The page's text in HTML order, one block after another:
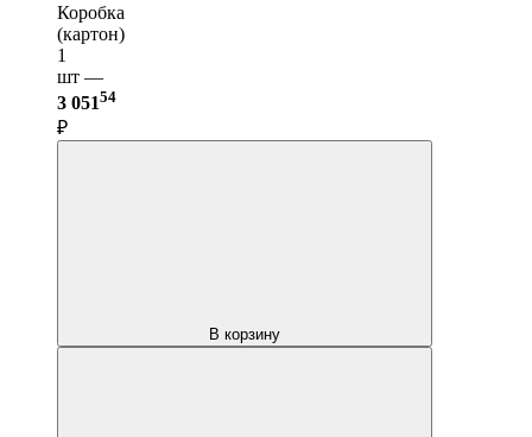
Коробка
(картон)
1
шт —
3 05154
₽
В корзину